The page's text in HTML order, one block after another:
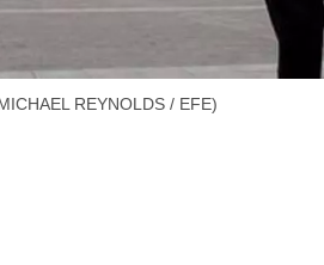
REYNOLDS / EFE)